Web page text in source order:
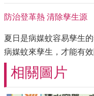
防治登革熱 清除孳生源
夏日是病媒蚊容易孳生
病媒蚊來孳生，才能有
相關圖片